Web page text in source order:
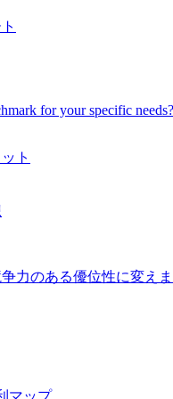
for your specific needs?
ト
力のある優位性に変え
マップ